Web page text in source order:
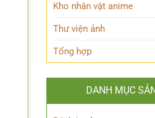
Kho nhân vật anime
Thư viện ảnh
Tổng hợp
DANH MỤC